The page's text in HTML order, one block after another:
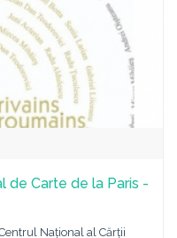
de Carte de la Paris -
Național al Cărții